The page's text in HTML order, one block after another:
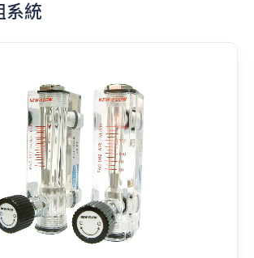
聯絡我們
系統